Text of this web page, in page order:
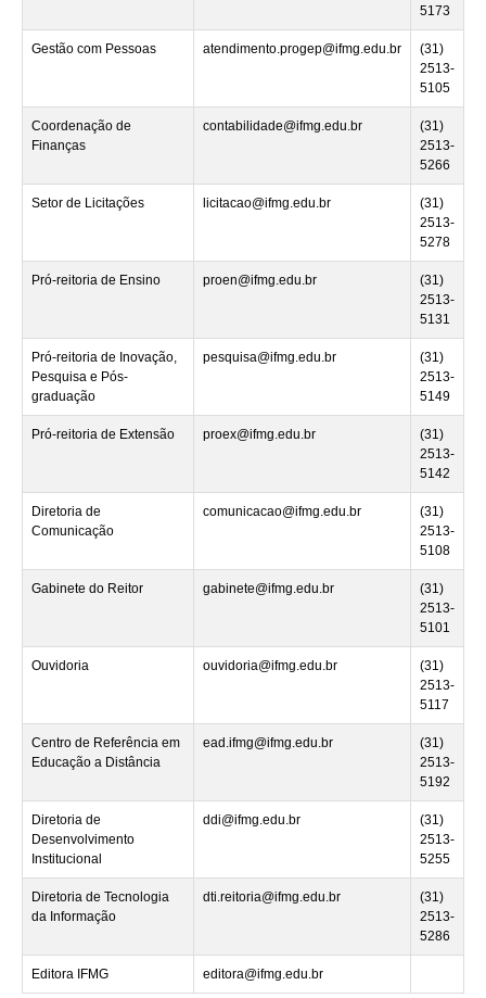
5173
Gestão com Pessoas atendimento.progep@ifmg.edu.br
(31)
2513-
5105
Coordenação de
Finanças
contabilidade@ifmg.edu.br
(31)
2513-
5266
Setor de Licitações licitacao@ifmg.edu.br
(31)
2513-
5278
Pró-reitoria de Ensino proen@ifmg.edu.br
(31)
2513-
5131
Pró-reitoria de Inovação,
Pesquisa e Pós-
graduação
pesquisa@ifmg.edu.br
(31)
2513-
5149
Pró-reitoria de Extensão proex@ifmg.edu.br
(31)
2513-
5142
Diretoria de
Comunicação
comunicacao@ifmg.edu.br
(31)
2513-
5108
Gabinete do Reitor gabinete@ifmg.edu.br
(31)
2513-
5101
Ouvidoria ouvidoria@ifmg.edu.br
(31)
2513-
5117
Centro de Referência em
Educação a Distância
ead.ifmg@ifmg.edu.br
(31)
2513-
5192
Diretoria de
Desenvolvimento
Institucional
ddi@ifmg.edu.br
(31)
2513-
5255
Diretoria de Tecnologia
da Informação
dti.reitoria@ifmg.edu.br
(31)
2513-
5286
Editora IFMG editora@ifmg.edu.br